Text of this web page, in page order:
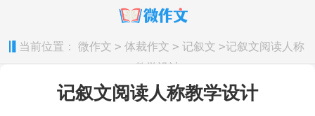
当前位置： 微作文 > 体裁作文 > 记叙文 >记叙文阅读人称
教学设计
记叙文阅读人称教学设计